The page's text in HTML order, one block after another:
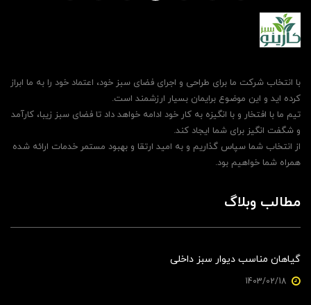
با انتخاب شرکت ما برای طراحی و اجرای فضای سبز خود، اعتماد خود را به ما ابراز
کرده اید و این موضوع برایمان بسیار ارزشمند است.
تیم ما با افتخار و با انگیزه به کار خود ادامه خواهد داد تا فضای سبز زیبا، کارآمد
و شگفت انگیز برای شما ایجاد کند.
از انتخاب شما سپاس گذاریم و به امید ارتقا و بهبود مستمر خدمات ارائه شده
همراه شما خواهیم بود.
مطالب وبلاگ
گیاهان مناسب دیوار سبز داخلی